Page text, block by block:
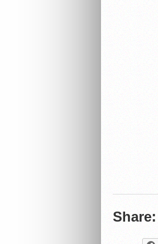
Share: